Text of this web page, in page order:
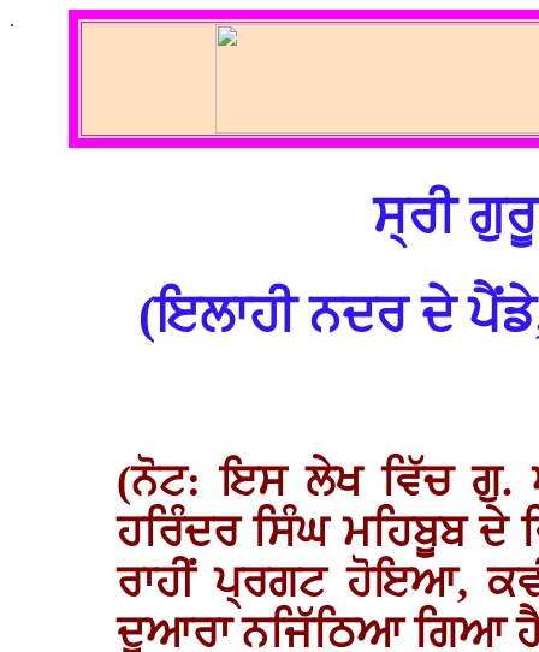
.
ਸ੍ਰੀ
(ਇਲਾਹੀ ਨਦਰ ਦੇ
(ਨੋਟ: ਇਸ ਲੇਖ ਵਿੱਚ ਗੁ.
ਹਰਿੰਦਰ ਸਿੰਘ ਮਹਿਬੂਬ ਦੇ
ਰਾਹੀਂ ਪ੍ਰਗਟ ਹੋਇਆ,
ਦੁਆਰਾ ਨਜਿੱਠਿਆ ਗਿਆ